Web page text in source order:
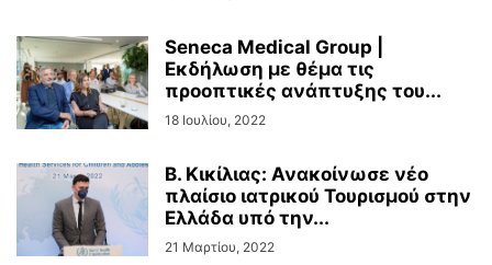
REAL ESTATE RENT A CAR RESEARCH SAILING SHIPPING
SPACE TRAVEL SPECIAL OLYMPICS SPONSORED SPORTS
STRIKE TECHNOLOGY TOP TRAVELLING DEALS TOUR OPERATORS
TOURISM
WTTC YACHTING ΑΓΓΕΛΊΕΣ ΑΓΡΟΤΙΚΆ ΠΡΟΪΌΝΤΑ
ΑΓΡΟΤΙΚΉ ΕΠΙΧΕΙΡΗΜΑΤΙΚΌΤΗΤΑ ΑΓΡΟΤΟΥΡΙΣΜΌΣ
ΑΕΡΟΠΟΡΙΚΆ ΝΈΑ ΑΘΛΗΤΙΚΆ ΑΘΛΗΤΙΚΌΣ ΤΟΥΡΙΣΜΌΣ
Seneca Medical Group |
Εκδήλωση με θέμα τις
προοπτικές ανάπτυξης του...
18 Ιουλίου, 2022
Β. Κικίλιας: Ανακοίνωσε νέο
πλαίσιο ιατρικού Τουρισμού στην
Ελλάδα υπό την...
21 Μαρτίου, 2022